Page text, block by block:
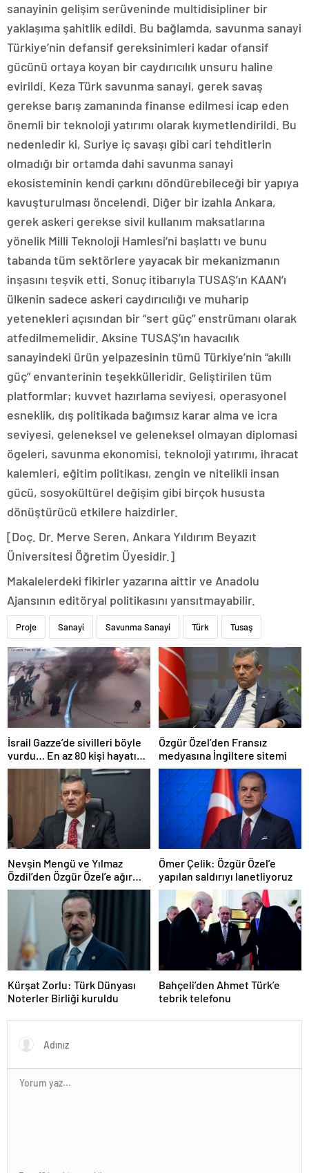
sanayinin gelişim serüveninde multidisipliner bir
yaklaşıma şahitlik edildi. Bu bağlamda, savunma sanayi
Türkiye’nin defansif gereksinimleri kadar ofansif
gücünü ortaya koyan bir caydırıcılık unsuru haline
evirildi. Keza Türk savunma sanayi, gerek savaş
gerekse barış zamanında finanse edilmesi icap eden
önemli bir teknoloji yatırımı olarak kıymetlendirildi. Bu
nedenledir ki, Suriye iç savaşı gibi cari tehditlerin
olmadığı bir ortamda dahi savunma sanayi
ekosisteminin kendi çarkını döndürebileceği bir yapıya
kavuşturulması öncelendi. Diğer bir izahla Ankara,
gerek askeri gerekse sivil kullanım maksatlarına
yönelik Milli Teknoloji Hamlesi’ni başlattı ve bunu
tabanda tüm sektörlere yayacak bir mekanizmanın
inşasını teşvik etti. Sonuç itibarıyla TUSAŞ’ın KAAN’ı
ülkenin sadece askeri caydırıcılığı ve muharip
yetenekleri açısından bir “sert güç” enstrümanı olarak
atfedilmemelidir. Aksine TUSAŞ’ın havacılık
sanayindeki ürün yelpazesinin tümü Türkiye’nin “akıllı
güç” envanterinin teşekkülleridir. Geliştirilen tüm
platformlar; kuvvet hazırlama seviyesi, operasyonel
esneklik, dış politikada bağımsız karar alma ve icra
seviyesi, geleneksel ve geleneksel olmayan diplomasi
ögeleri, savunma ekonomisi, teknoloji yatırımı, ihracat
kalemleri, eğitim politikası, zengin ve nitelikli insan
gücü, sosyokültürel değişim gibi birçok hususta
dönüştürücü etkilere haizdirler.
[Doç. Dr. Merve Seren, Ankara Yıldırım Beyazıt
Üniversitesi Öğretim Üyesidir.]
Makalelerdeki fikirler yazarına aittir ve Anadolu
Ajansının editöryal politikasını yansıtmayabilir.
Proje Sanayi Savunma Sanayi Türk Tusaş
İsrail Gazze’de sivilleri böyle
vurdu… En az 80 kişi hayatını
kaybetti
Özgür Özel’den Fransız
medyasına İngiltere sitemi
Nevşin Mengü ve Yılmaz
Özdil’den Özgür Özel’e ağır
eleştiriler
Ömer Çelik: Özgür Özel’e
yapılan saldırıyı lanetliyoruz
Kürşat Zorlu: Türk Dünyası
Noterler Birliği kuruldu
Bahçeli’den Ahmet Türk’e
tebrik telefonu